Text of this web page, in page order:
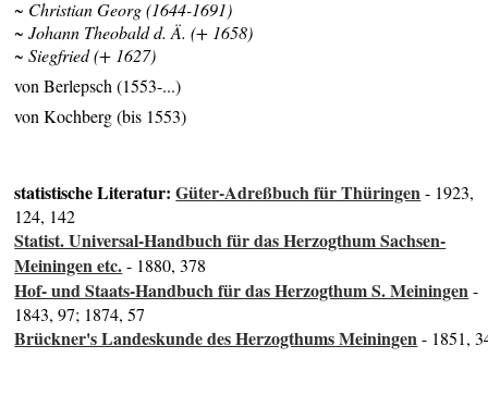
~ Christian Georg (1644-1691)
~ Johann Theobald d. Ä. (+ 1658)
~ Siegfried (+ 1627)
von Berlepsch (1553-...)
von Kochberg (bis 1553)
statistische Literatur:Güter-Adreßbuch für Thüringen- 1923,
124, 142
Statist. Universal-Handbuch für das Herzogthum Sachsen-
Meiningen etc.- 1880, 378
Hof- und Staats-Handbuch für das Herzogthum S. Meiningen-
1843, 97; 1874, 57
Brückner's Landeskunde des Herzogthums Meiningen- 1851,